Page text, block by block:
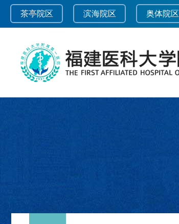
茶亭院区 滨海院区 奥体院区